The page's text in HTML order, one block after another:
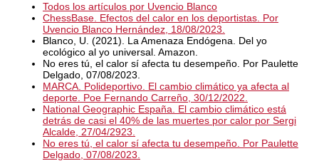
Todos los artículos por Uvencio Blanco
ChessBase. Efectos del calor en los deportistas. Por
Uvencio Blanco Hernández, 18/08/2023.
Blanco, U. (2021). La Amenaza Endógena. Del yo
ecológico al yo universal. Amazon.
No eres tú, el calor sí afecta tu desempeño. Por Paulette
Delgado, 07/08/2023.
MARCA. Polideportivo. El cambio climático ya afecta al
deporte. Poe Fernando Carreño, 30/12/2022.
National Geographic España. El cambio climático está
detrás de casi el 40% de las muertes por calor por Sergi
Alcalde, 27/04/2923.
No eres tú, el calor sí afecta tu desempeño. Por Paulette
Delgado, 07/08/2023.